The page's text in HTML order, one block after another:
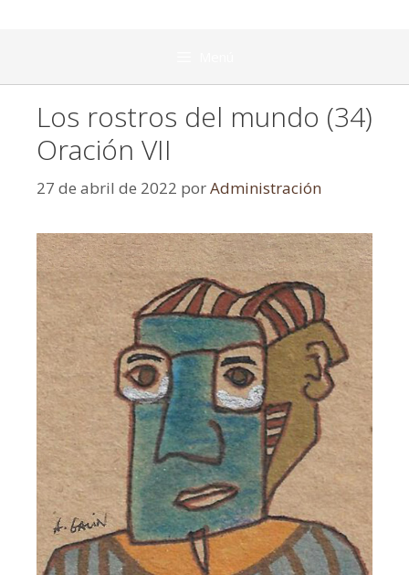
Los rostros del mundo (34)
Oración VII
27 de abril de 2022 porAdministración